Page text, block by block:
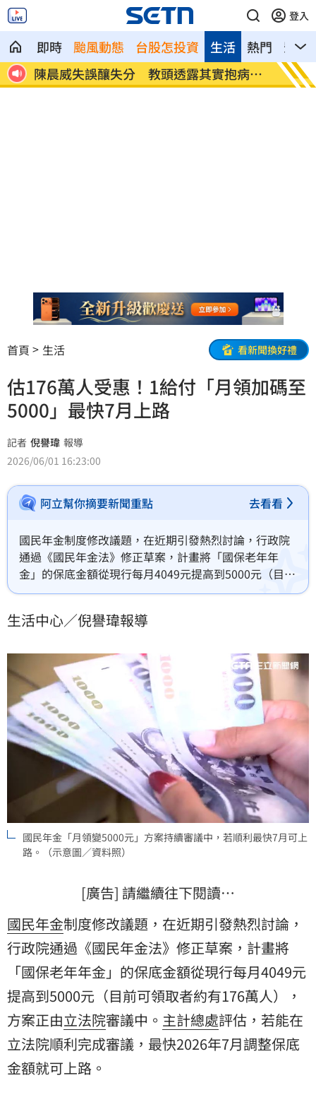
登入
即時 颱風動態 台股怎投資 熱門 影音
生活
電 陳晨威失誤釀失分 教頭透露其實抱病上
場
昆凌
況
首頁 生活 看新聞換好禮
估176萬人受惠！1給付「月領加碼至
5000」最快7月上路
記者 倪譽瑋 報導
2026/06/01 16:23:00
阿立幫你摘要新聞重點 去看看
國民年金制度修改議題，在近期引發熱烈討論，行政院
通過《國民年金法》修正草案，計畫將「國保老年年
金」的保底金額從現行每月4049元提高到5000元（目前
可領取者約有176萬人），方案正由立法院審議中。主
7月調整保底金額就可上路。
生活中心／倪譽瑋報導
國民年金「月領變5000元」方案持續審議中，若順利最快7月可上
路。（示意圖／資料照）
[廣告] 請繼續往下閱讀…
國民年金制度修改議題，在近期引發熱烈討論，
行政院通過《國民年金法》修正草案，計畫將
「國保老年年金」的保底金額從現行每月4049元
提高到5000元（目前可領取者約有176萬人），
方案正由立法院審議中。 主計總處評估，若能在
立法院順利完成審議，最快2026年7月調整保底
金額就可上路。